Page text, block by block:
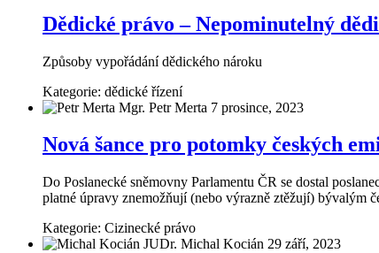
Dědické právo – Nepominutelný
Způsoby vypořádání dědického nároku
Kategorie: dědické řízení
Mgr. Petr Merta 7 prosince, 2023
Nová šance pro potomky českých
Do Poslanecké sněmovny Parlamentu ČR se dostal
platné úpravy znemožňují (nebo výrazně ztěžují) bývalým
Kategorie: Cizinecké právo
JUDr. Michal Kocián 29 září, 2023